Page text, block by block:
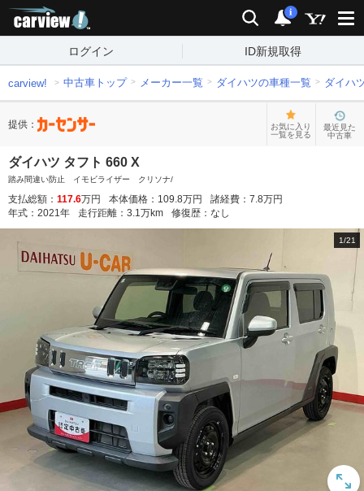
検索 通知
i
ログイン ID新規取得
carview! 中古車トップ メーカー一覧 ダイハツの車種一覧 ダイハ
提供：
お気に入り
一覧を見る
最近見た
中古車
ダイハツ タフト 660 X
踏み間違い防止 イモビライザー クリソナ/
支払総額： 117.6万円 本体価格： 109.8万円 諸経費： 7.8万円
年式： 2021年 走行距離： 3.1万km 修復歴： なし
1/21